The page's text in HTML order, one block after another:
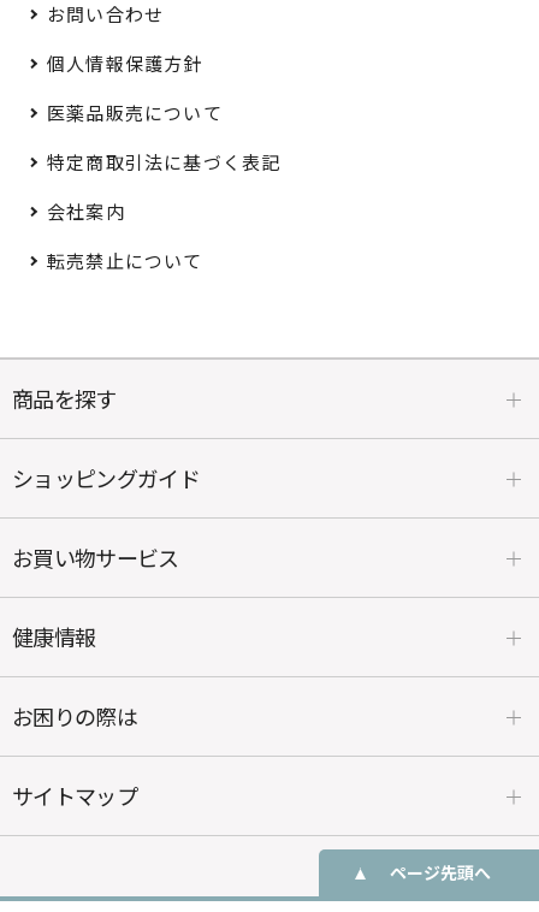
お問い合わせ
個人情報保護方針
医薬品販売について
特定商取引法に基づく表記
会社案内
転売禁止について
商品を探す
ショッピングガイド
お買い物サービス
健康情報
お困りの際は
サイトマップ
ページ先頭へ